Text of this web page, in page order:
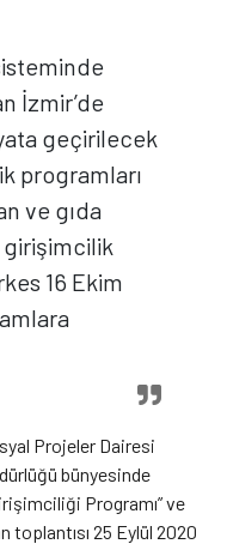
İzmir’de
geçirilecek
programları
ve gıda
girişimcilik
16 Ekim
Projeler Dairesi
bünyesinde
Programı” ve
toplantısı 25 Eylül 2020